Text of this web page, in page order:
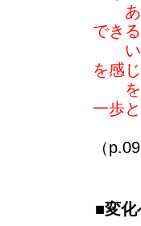
あり
でき
いう
を感
をま
一歩
（
■変化